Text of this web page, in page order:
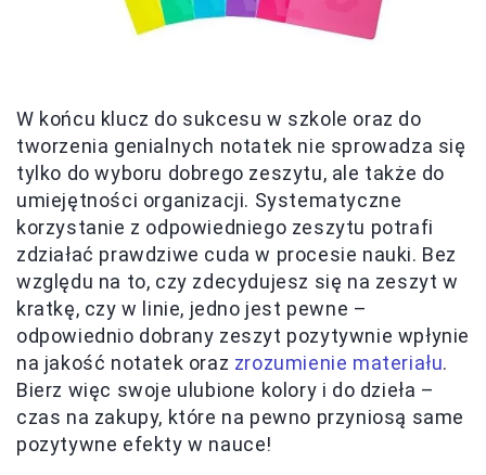
W końcu klucz do sukcesu w szkole oraz do
tworzenia genialnych notatek nie sprowadza się
tylko do wyboru dobrego zeszytu, ale także do
umiejętności organizacji. Systematyczne
korzystanie z odpowiedniego zeszytu potrafi
zdziałać prawdziwe cuda w procesie nauki. Bez
względu na to, czy zdecydujesz się na zeszyt w
kratkę, czy w linie, jedno jest pewne –
odpowiednio dobrany zeszyt pozytywnie wpłynie
na jakość notatek oraz zrozumienie materiału.
Bierz więc swoje ulubione kolory i do dzieła –
czas na zakupy, które na pewno przyniosą same
pozytywne efekty w nauce!